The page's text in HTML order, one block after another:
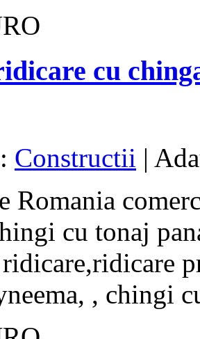
cu
Constructii |
Romania
cu tonaj
, chingi